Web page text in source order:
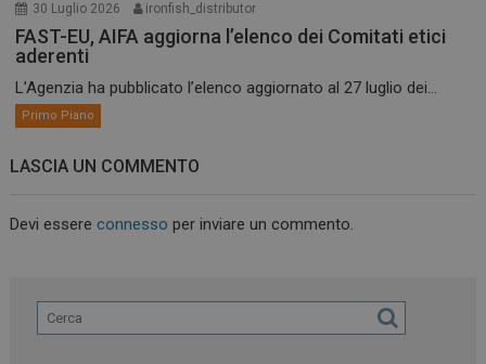
30 Luglio 2026 ironfish_distributor
FAST-EU, AIFA aggiorna l’elenco dei Comitati etici
aderenti
L’Agenzia ha pubblicato l’elenco aggiornato al 27 luglio dei...
Primo Piano
LASCIA UN COMMENTO
Devi essereconnesso per inviare un commento.